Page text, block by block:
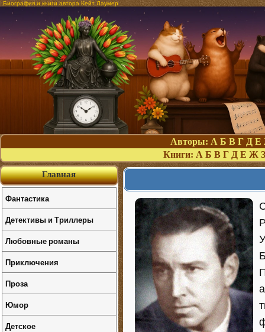
Биография и книги автора Кейт Лаумер
Авторы: А Б В Г Д Е
Книги: А Б В Г Д Е Ж З
Главная
Фантастика
Детективы и Триллеры
Любовные романы
Приключения
Проза
Юмор
Детское